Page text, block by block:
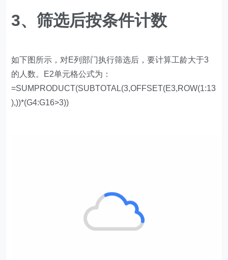
),))*(G4:G16>3))
4、筛选后自动更正标题